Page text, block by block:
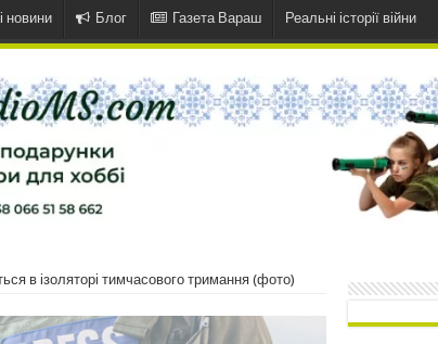
новини Блог Газета Вараш Реальні історії війни
в ізоляторі тимчасового тримання (фото)